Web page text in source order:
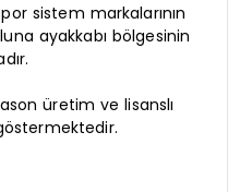
sistem markalarının
ayakkabı bölgesinin
üretim ve lisanslı